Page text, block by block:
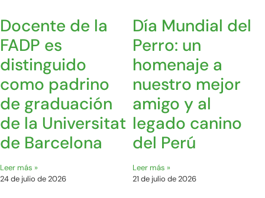
Docente de la
FADP es
distinguido
como padrino
de graduación
de la Universitat
de Barcelona
Leer más »
24 de julio de 2026
Día Mundial del
Perro: un
homenaje a
nuestro mejor
amigo y al
legado canino
del Perú
Leer más »
21 de julio de 2026